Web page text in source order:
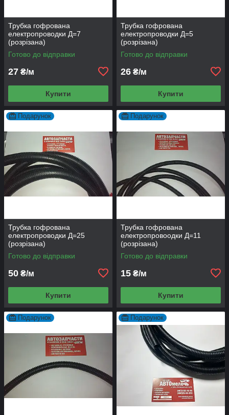
Трубка гофрована
електропроводки Д=7
(розрізана)
Готово до відправки
27 ₴/м
Купити
Трубка гофрована
електропроводки Д=5
(розрізана)
Готово до відправки
26 ₴/м
Купити
Подарунок
Трубка гофрована
електропроводки Д=25
(розрізана)
Готово до відправки
50 ₴/м
Купити
Подарунок
Трубка гофрована
електропровоодки Д=11
(розрізана)
Готово до відправки
15 ₴/м
Купити
Подарунок Подарунок